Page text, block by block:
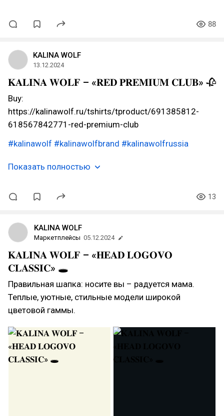
88
KALINA WOLF
13.12.2024
𝐊𝐀𝐋𝐈𝐍𝐀 𝐖𝐎𝐋𝐅 – «𝐑𝐄𝐃 𝐏𝐑𝐄𝐌𝐈𝐔𝐌 𝐂𝐋𝐔𝐁» 🥀
Buy:
https://kalinawolf.ru/tshirts/tproduct/691385812-
618567842771-red-premium-club
#kalinawolf #kalinawolfbrand #kalinawolfrussia
Показать полностью
13
KALINA WOLF
Маркетплейсы 05.12.2024
𝐊𝐀𝐋𝐈𝐍𝐀 𝐖𝐎𝐋𝐅 – «𝐇𝐄𝐀𝐃 𝐋𝐎𝐆𝐎𝐕𝐎
𝐂𝐋𝐀𝐒𝐒𝐈𝐂» 🕳️
Правильная шапка: носите вы – радуется мама.
Теплые, уютные, стильные модели широкой
цветовой гаммы.